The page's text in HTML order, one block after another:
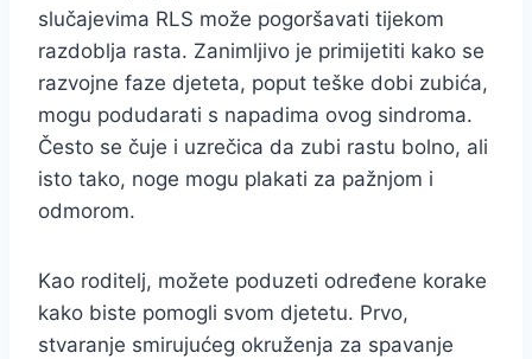
slučajevima RLS može pogoršavati tijekom
razdoblja rasta. Zanimljivo je primijetiti kako se
razvojne faze djeteta, poput teške dobi zubića,
mogu podudarati s napadima ovog sindroma.
Često se čuje i uzrečica da zubi rastu bolno, ali
isto tako, noge mogu plakati za pažnjom i
odmorom.
Kao roditelj, možete poduzeti određene korake
kako biste pomogli svom djetetu. Prvo,
stvaranje smirujućeg okruženja za spavanje